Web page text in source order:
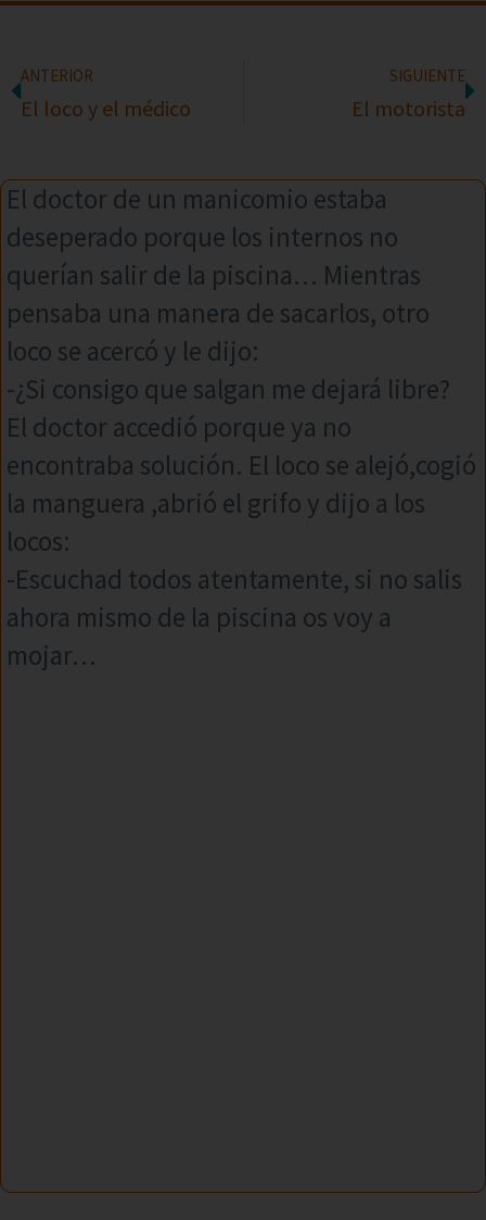
ANTERIOR
El loco y el médico
SIGUIENTE
El motorista
El doctor de un manicomio estaba
deseperado porque los internos no
querían salir de la piscina… Mientras
pensaba una manera de sacarlos, otro
loco se acercó y le dijo:
-¿Si consigo que salgan me dejará libre?
El doctor accedió porque ya no
encontraba solución. El loco se alejó,cogió
la manguera ,abrió el grifo y dijo a los
locos:
-Escuchad todos atentamente, si no salis
ahora mismo de la piscina os voy a
mojar…